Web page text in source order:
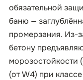
обязательной
баню —
промерзания. Из-
бетону
морозостойкости
(от W4) при